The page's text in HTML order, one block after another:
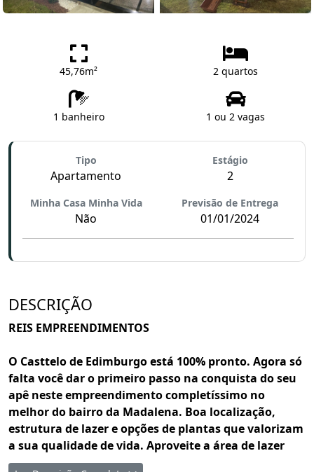
45,76m² 2 quartos
1 banheiro 1 ou 2 vagas
Tipo
Apartamento
Estágio
2
Minha Casa Minha Vida
Não
Previsão de Entrega
01/01/2024
DESCRIÇÃO
REIS EMPREENDIMENTOS
O Casttelo de Edimburgo está 100% pronto. Agora só
falta você dar o primeiro passo na conquista do seu
apê neste empreendimento completíssimo no
melhor do bairro da Madalena. Boa localização,
estrutura de lazer e opções de plantas que valorizam
a sua qualidade de vida. Aproveite a área de lazer
com piscina adulto e infantil, salão de festas e